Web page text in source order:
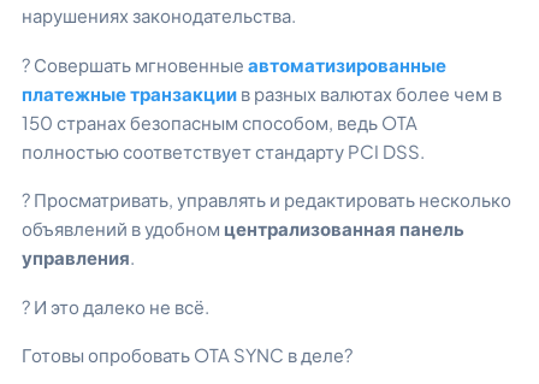
нарушениях законодательства.
? Совершать мгновенные автоматизированные
платежные транзакции в разных валютах более чем в
150 странах безопасным способом, ведь OTA
полностью соответствует стандарту PCI DSS.
? Просматривать, управлять и редактировать несколько
объявлений в удобном централизованная панель
управления.
? И это далеко не всё.
Готовы опробовать OTA SYNC в деле?